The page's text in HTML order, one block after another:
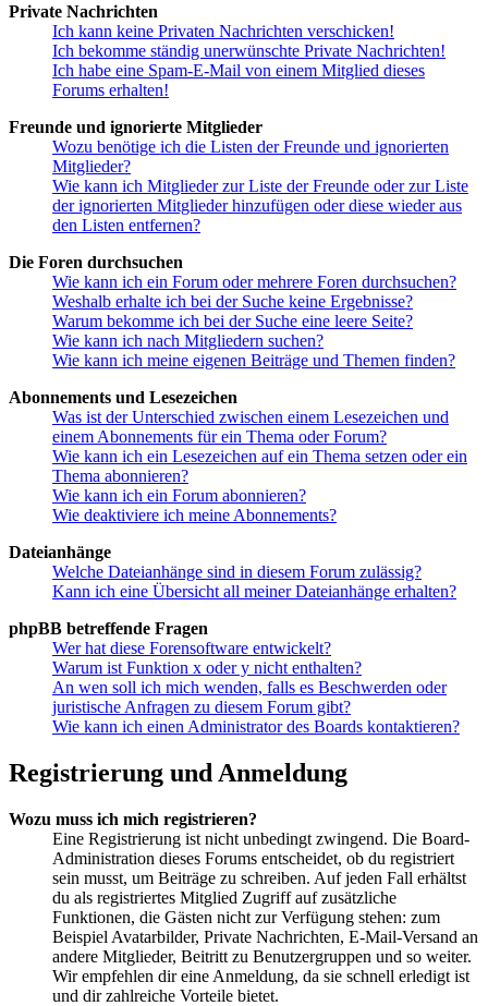
Private Nachrichten
Ich kann keine Privaten Nachrichten verschicken!
Ich bekomme ständig unerwünschte Private Nachrichten!
Ich habe eine Spam-E-Mail von einem Mitglied dieses
Forums erhalten!
Freunde und ignorierte Mitglieder
Wozu benötige ich die Listen der Freunde und ignorierten
Mitglieder?
Wie kann ich Mitglieder zur Liste der Freunde oder zur Liste
der ignorierten Mitglieder hinzufügen oder diese wieder aus
den Listen entfernen?
Die Foren durchsuchen
Wie kann ich ein Forum oder mehrere Foren durchsuchen?
Weshalb erhalte ich bei der Suche keine Ergebnisse?
Warum bekomme ich bei der Suche eine leere Seite?
Wie kann ich nach Mitgliedern suchen?
Wie kann ich meine eigenen Beiträge und Themen finden?
Abonnements und Lesezeichen
Was ist der Unterschied zwischen einem Lesezeichen und
einem Abonnements für ein Thema oder Forum?
Wie kann ich ein Lesezeichen auf ein Thema setzen oder ein
Thema abonnieren?
Wie kann ich ein Forum abonnieren?
Wie deaktiviere ich meine Abonnements?
Dateianhänge
Welche Dateianhänge sind in diesem Forum zulässig?
Kann ich eine Übersicht all meiner Dateianhänge erhalten?
phpBB betreffende Fragen
Wer hat diese Forensoftware entwickelt?
Warum ist Funktion x oder y nicht enthalten?
An wen soll ich mich wenden, falls es Beschwerden oder
juristische Anfragen zu diesem Forum gibt?
Wie kann ich einen Administrator des Boards kontaktieren?
Registrierung und Anmeldung
Wozu muss ich mich registrieren?
Eine Registrierung ist nicht unbedingt zwingend. Die Board-
Administration dieses Forums entscheidet, ob du registriert
sein musst, um Beiträge zu schreiben. Auf jeden Fall erhältst
du als registriertes Mitglied Zugriff auf zusätzliche
Funktionen, die Gästen nicht zur Verfügung stehen: zum
Beispiel Avatarbilder, Private Nachrichten, E-Mail-Versand an
andere Mitglieder, Beitritt zu Benutzergruppen und so weiter.
Wir empfehlen dir eine Anmeldung, da sie schnell erledigt ist
und dir zahlreiche Vorteile bietet.